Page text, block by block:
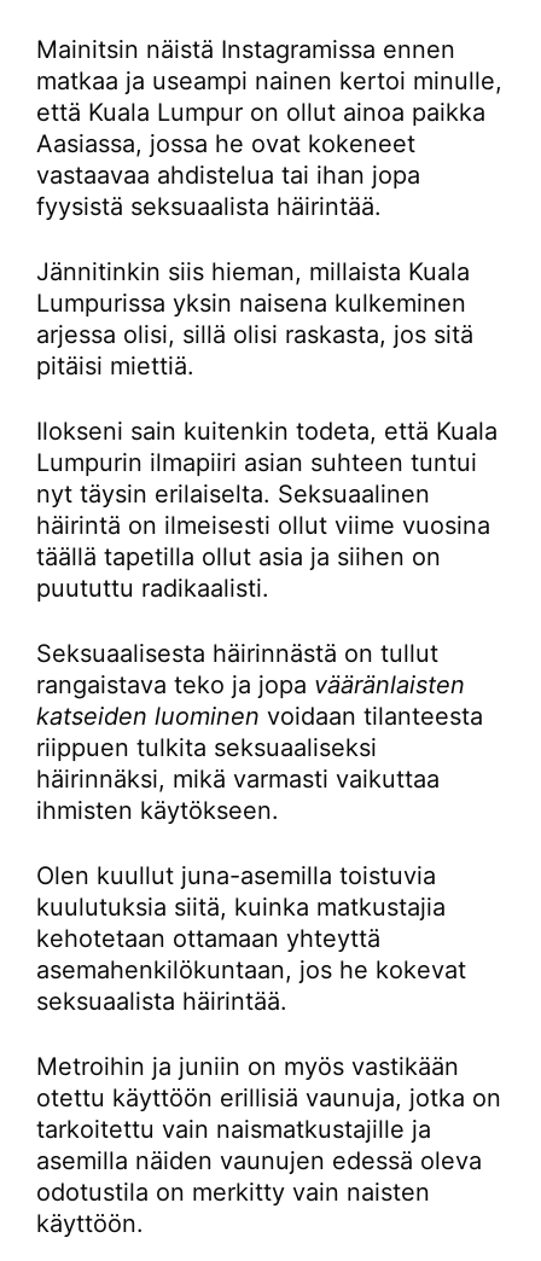
Mainitsin näistä Instagramissa ennen
matkaa ja useampi nainen kertoi minulle,
että Kuala Lumpur on ollut ainoa paikka
Aasiassa, jossa he ovat kokeneet
vastaavaa ahdistelua tai ihan jopa
fyysistä seksuaalista häirintää.
Jännitinkin siis hieman, millaista Kuala
Lumpurissa yksin naisena kulkeminen
arjessa olisi, sillä olisi raskasta, jos sitä
pitäisi miettiä.
Ilokseni sain kuitenkin todeta, että Kuala
Lumpurin ilmapiiri asian suhteen tuntui
nyt täysin erilaiselta. Seksuaalinen
häirintä on ilmeisesti ollut viime vuosina
täällä tapetilla ollut asia ja siihen on
puututtu radikaalisti.
Seksuaalisesta häirinnästä on tullut
rangaistava teko ja jopa vääränlaisten
katseiden luominen voidaan tilanteesta
riippuen tulkita seksuaaliseksi
häirinnäksi, mikä varmasti vaikuttaa
ihmisten käytökseen.
Olen kuullut juna-asemilla toistuvia
kuulutuksia siitä, kuinka matkustajia
kehotetaan ottamaan yhteyttä
asemahenkilökuntaan, jos he kokevat
seksuaalista häirintää.
Metroihin ja juniin on myös vastikään
otettu käyttöön erillisiä vaunuja, jotka on
tarkoitettu vain naismatkustajille ja
asemilla näiden vaunujen edessä oleva
odotustila on merkitty vain naisten
käyttöön.